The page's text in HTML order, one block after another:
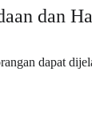
dan
dapat